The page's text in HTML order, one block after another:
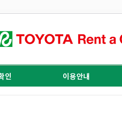
인 이용안내